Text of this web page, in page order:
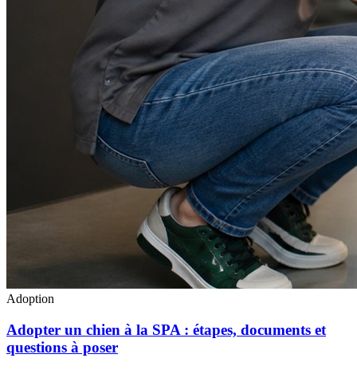
Adoption
Adopter un chien à la SPA : étapes, documents et
questions à poser